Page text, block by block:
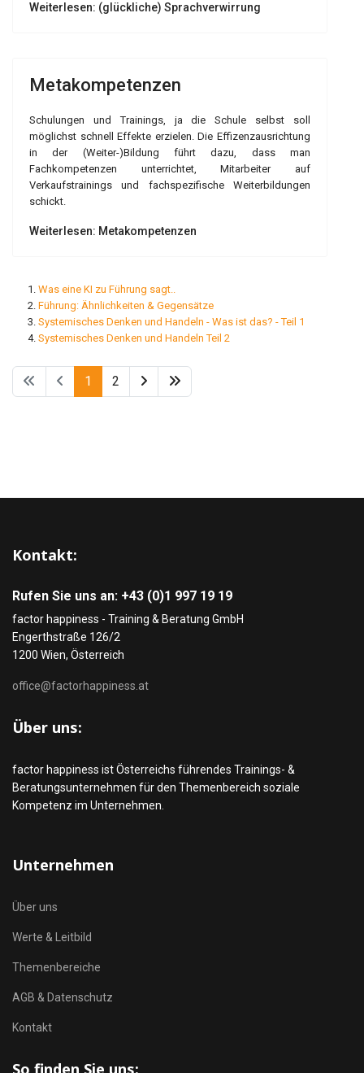
Weiterlesen: (glückliche) Sprachverwirrung
Metakompetenzen
Schulungen und Trainings, ja die Schule selbst soll
möglichst schnell Effekte erzielen. Die Effizenzausrichtung
in der (Weiter-)Bildung führt dazu, dass man
Fachkompetenzen unterrichtet, Mitarbeiter auf
Verkaufstrainings und fachspezifische Weiterbildungen
schickt.
Weiterlesen: Metakompetenzen
Was eine KI zu Führung sagt..
Führung: Ähnlichkeiten & Gegensätze
Systemisches Denken und Handeln - Was ist das? - Teil 1
Systemisches Denken und Handeln Teil 2
1 2
Kontakt:
Rufen Sie uns an: +43 (0)1 997 19 19
factor happiness - Training & Beratung GmbH
Engerthstraße 126/2
1200 Wien, Österreich
office@factorhappiness.at
Über uns:
factor happiness ist Österreichs führendes Trainings- &
Beratungsunternehmen für den Themenbereich soziale
Kompetenz im Unternehmen.
Unternehmen
Über uns
Werte & Leitbild
Themenbereiche
AGB & Datenschutz
Kontakt
So finden Sie uns: